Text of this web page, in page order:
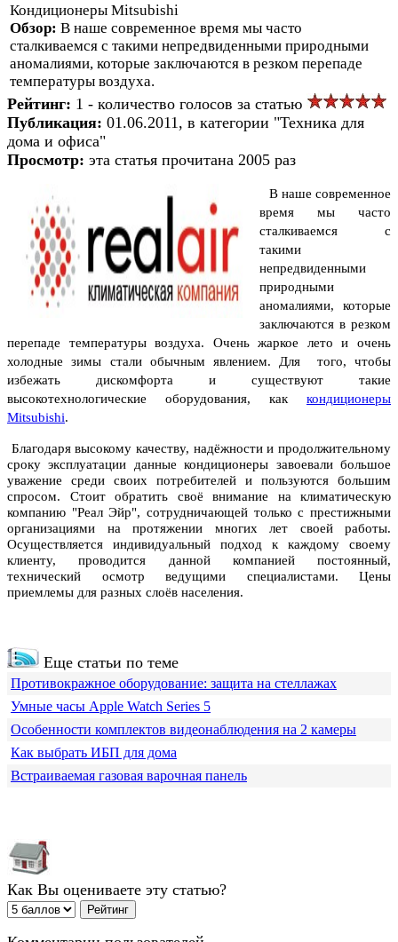
Кондиционеры Mitsubishi
Обзор: В наше современное время мы часто
сталкиваемся с такими непредвиденными природными
аномалиями, которые заключаются в резком перепаде
температуры воздуха.
Рейтинг: 1 - количество голосов за статью
Публикация: 01.06.2011, в категории "Техника для
дома и офиса"
Просмотр: эта статья прочитана 2005 раз
В наше современное
время мы часто
сталкиваемся с
такими
непредвиденными
природными
аномалиями, которые
заключаются в резком
перепаде температуры воздуха. Очень жаркое лето и очень
холодные зимы стали обычным явлением. Для того, чтобы
избежать дискомфорта и существуют такие
высокотехнологические оборудования, как кондиционеры
Mitsubishi.
Благодаря высокому качеству, надёжности и продолжительному
сроку эксплуатации данные кондиционеры завоевали большое
уважение среди своих потребителей и пользуются большим
спросом. Стоит обратить своё внимание на климатическую
компанию "Реал Эйр", сотрудничающей только с престижными
организациями на протяжении многих лет своей работы.
Осуществляется индивидуальный подход к каждому своему
клиенту, проводится данной компанией постоянный,
технический осмотр ведущими специалистами. Цены
приемлемы для разных слоёв населения.
Еще статьи по теме
Противокражное оборудование: защита на стеллажах
Умные часы Apple Watch Series 5
Особенности комплектов видеонаблюдения на 2 камеры
Как выбрать ИБП для дома
Встраиваемая газовая варочная панель
Как Вы оцениваете эту статью?